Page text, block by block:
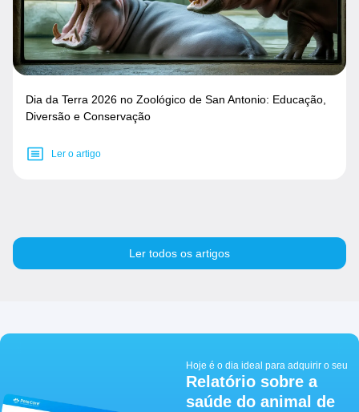
Dia da Terra 2026 no Zoológico de San Antonio: Educação,
Diversão e Conservação
Ler o artigo
Ler todos os artigos
Hoje é o dia ideal para adquirir o seu
Relatório sobre a
saúde do animal de